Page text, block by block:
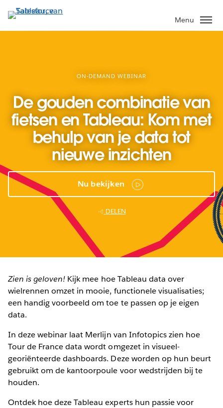
Verder
naar
hoofdinhoud
Menu
ON-DEMAND WEBINAR
De gouden combinatie van
fietsen en Tableau: Kom met
behulp van je data tot
nieuwe inzichten
Nu bekijken
DELEN
Zien is geloven! Kijk mee hoe Tableau data over
wielrennen omzet in mooie, functionele visualisaties;
een handig voorbeeld om toe te passen op je eigen
data.
In deze webinar laat Merlijn van Infotopics zien hoe
Tour de France data wordt omgezet in visueel-
georiënteerde dashboards. Deze worden op hun beurt
gebruikt om de kantoorpoule voor wedstrijden bij te
houden.
Ontdek hoe deze Tableau experts hun passie voor